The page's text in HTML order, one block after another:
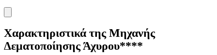
Χαρακτηριστικά της Μηχανής
Δεματοποίησης Άχυρου****